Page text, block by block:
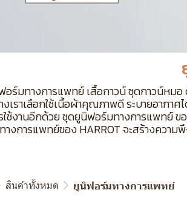
ร์มทางการแพทย์ เสื้อกาวน์ ชุดกาวน์หม
งเราเลือกใช้เนื้อผ้าคุณภาพดี ระบายอาก
ช้งานอีกด้วย ชุดยูนิฟอร์มทางการแพทย์ ข
งการแพทย์ของ HARROT จะสร้างความ
สินค้าทั้งหมด ยูนิฟอร์มทางการแพทย์